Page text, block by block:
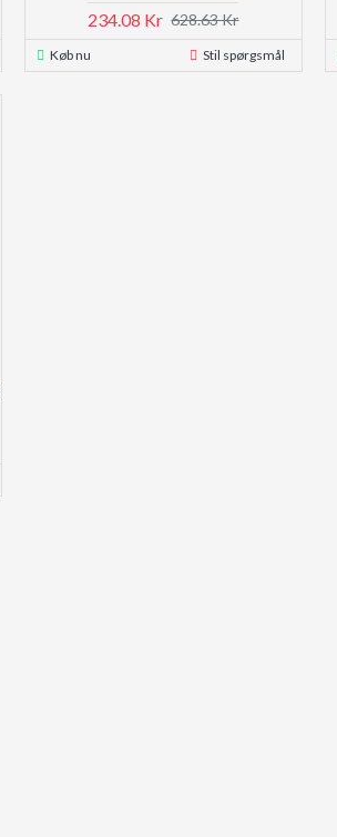
234.08 Kr 628.63 Kr
Køb nu Stil spørgsmål